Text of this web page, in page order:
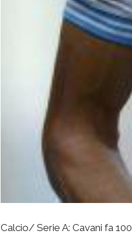
Calcio/ Serie A: Cavani fa